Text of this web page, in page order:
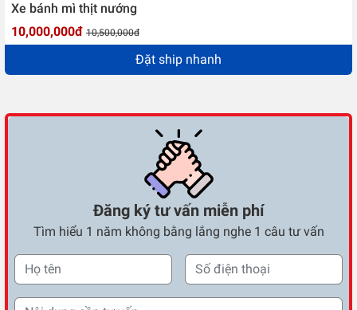
Xe bánh mì thịt nướng
10,000,000đ 10,500,000đ
Đặt ship nhanh
Đăng ký tư vấn miễn phí
Tìm hiểu 1 năm không bằng lắng nghe 1 câu tư vấn